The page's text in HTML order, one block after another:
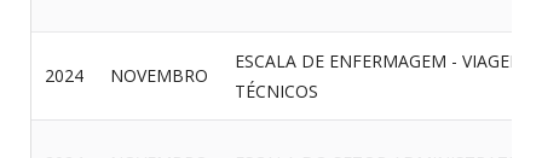
2024 NOVEMBRO
ESCALA DE ENFERMAGEM - VIAGEM
TÉCNICOS